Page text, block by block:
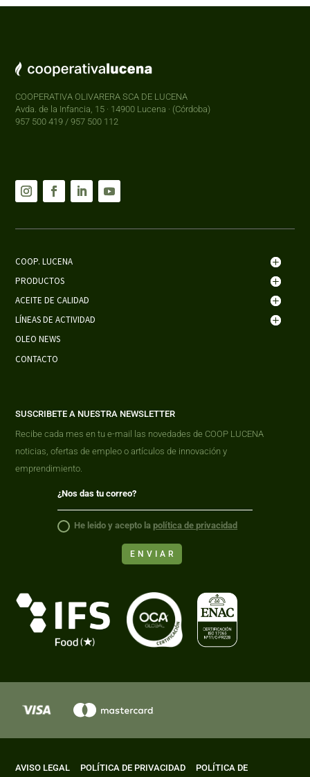
COOPERATIVA OLIVARERA SCA DE LUCENA
Avda. de la Infancia, 15 · 14900 Lucena · (Córdoba)
957 500 419 / 957 500 112
COOP. LUCENA
PRODUCTOS
ACEITE DE CALIDAD
LÍNEAS DE ACTIVIDAD
OLEO NEWS
CONTACTO
SUSCRIBETE A NUESTRA NEWSLETTER
Recibe cada mes en tu e-mail las novedades de COOP LUCENA
noticias, ofertas de empleo o artículos de innovación y
emprendimiento.
He leido y acepto la política de privacidad
ENVIAR
AVISO LEGAL POLÍTICA DE PRIVACIDAD
POLÍTICA DE